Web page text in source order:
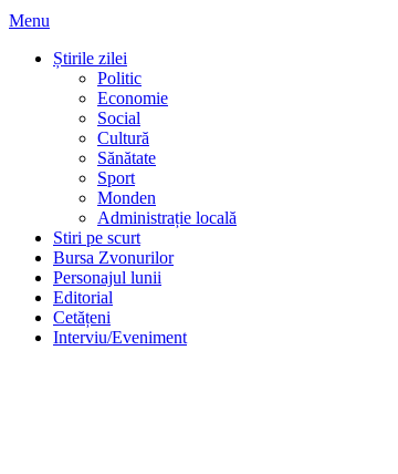
Menu
Știrile zilei
Politic
Economie
Social
Cultură
Sănătate
Sport
Monden
Administrație locală
Stiri pe scurt
Bursa Zvonurilor
Personajul lunii
Editorial
Cetățeni
Interviu/Eveniment